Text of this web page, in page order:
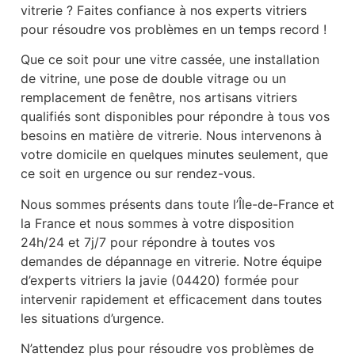
vitrerie ? Faites confiance à nos experts vitriers
pour résoudre vos problèmes en un temps record !
Que ce soit pour une vitre cassée, une installation
de vitrine, une pose de double vitrage ou un
remplacement de fenêtre, nos artisans vitriers
qualifiés sont disponibles pour répondre à tous vos
besoins en matière de vitrerie. Nous intervenons à
votre domicile en quelques minutes seulement, que
ce soit en urgence ou sur rendez-vous.
Nous sommes présents dans toute l’Île-de-France et
la France et nous sommes à votre disposition
24h/24 et 7j/7 pour répondre à toutes vos
demandes de dépannage en vitrerie. Notre équipe
d’experts vitriers la javie (04420) formée pour
intervenir rapidement et efficacement dans toutes
les situations d’urgence.
N’attendez plus pour résoudre vos problèmes de